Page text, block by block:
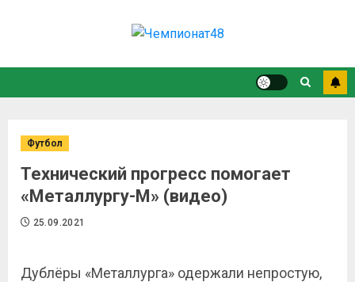
Футбол
Технический прогресс помогает
«Металлургу-М» (видео)
25.09.2021
Дублёры «Металлурга» одержали непростую,